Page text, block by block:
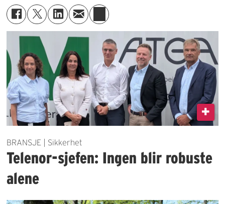
BRANSJE | Sikkerhet
Telenor-sjefen: Ingen blir robuste
alene